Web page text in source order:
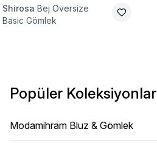
Shirosa Bej Oversize
Basic Gömlek
Popüler Koleksiyonlar
Modamihram Bluz & Gömlek